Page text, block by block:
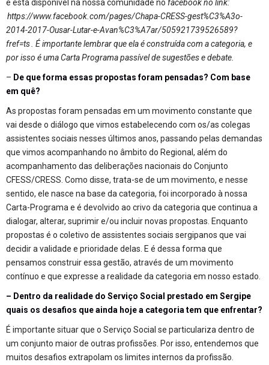
e está disponível na nossa comunidade no facebook no link:
https://www.facebook.com/pages/Chapa-CRESS-gest%C3%A3o-
2014-2017-Ousar-Lutar-e-Avan%C3%A7ar/505921739526589?
fref=ts . É importante lembrar que ela é construída com a categoria, e
por isso é uma Carta Programa passível de sugestões e debate.
– De que forma essas propostas foram pensadas? Com base
em quê?
As propostas foram pensadas em um movimento constante que
vai desde o diálogo que vimos estabelecendo com os/as colegas
assistentes sociais nesses últimos anos, passando pelas demandas
que vimos acompanhando no âmbito do Regional, além do
acompanhamento das deliberações nacionais do Conjunto
CFESS/CRESS. Como disse, trata-se de um movimento, e nesse
sentido, ele nasce na base da categoria, foi incorporado à nossa
Carta-Programa e é devolvido ao crivo da categoria que continua a
dialogar, alterar, suprimir e/ou incluir novas propostas. Enquanto
propostas é o coletivo de assistentes sociais sergipanos que vai
decidir a validade e prioridade delas. E é dessa forma que
pensamos construir essa gestão, através de um movimento
contínuo e que expresse a realidade da categoria em nosso estado.
– Dentro da realidade do Serviço Social prestado em Sergipe
quais os desafios que ainda hoje a categoria tem que enfrentar?
É importante situar que o Serviço Social se particulariza dentro de
um conjunto maior de outras profissões. Por isso, entendemos que
muitos desafios extrapolam os limites internos da profissão.